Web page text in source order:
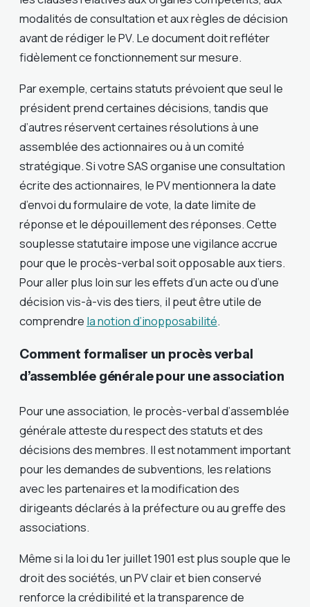
modalités de consultation et aux règles de décision
avant de rédiger le PV. Le document doit refléter
fidèlement ce fonctionnement sur mesure.
Par exemple, certains statuts prévoient que seul le
président prend certaines décisions, tandis que
d’autres réservent certaines résolutions à une
assemblée des actionnaires ou à un comité
stratégique. Si votre SAS organise une consultation
écrite des actionnaires, le PV mentionnera la date
d’envoi du formulaire de vote, la date limite de
réponse et le dépouillement des réponses. Cette
souplesse statutaire impose une vigilance accrue
pour que le procès-verbal soit opposable aux tiers.
Pour aller plus loin sur les effets d’un acte ou d’une
décision vis-à-vis des tiers, il peut être utile de
comprendre la notion d’inopposabilité.
Comment formaliser un procès verbal
d’assemblée générale pour une association
Pour une association, le procès-verbal d’assemblée
générale atteste du respect des statuts et des
décisions des membres. Il est notamment important
pour les demandes de subventions, les relations
avec les partenaires et la modification des
dirigeants déclarés à la préfecture ou au greffe des
associations.
Même si la loi du 1er juillet 1901 est plus souple que le
droit des sociétés, un PV clair et bien conservé
renforce la crédibilité et la transparence de